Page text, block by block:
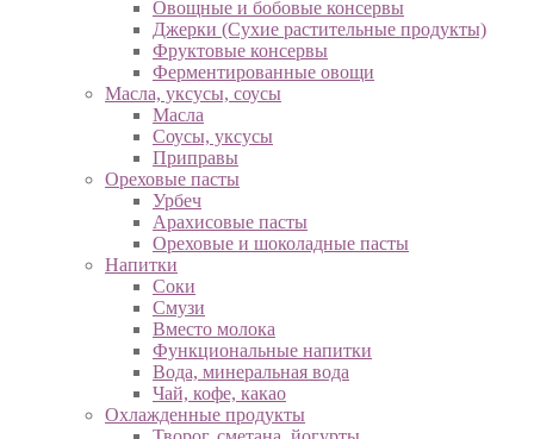
Овощные и бобовые консервы
Джерки (Сухие растительные продукты)
Фруктовые консервы
Ферментированные овощи
Масла, уксусы, соусы
Масла
Соусы, уксусы
Приправы
Ореховые пасты
Урбеч
Арахисовые пасты
Ореховые и шоколадные пасты
Напитки
Соки
Смузи
Вместо молока
Функциональные напитки
Вода, минеральная вода
Чай, кофе, какао
Охлажденные продукты